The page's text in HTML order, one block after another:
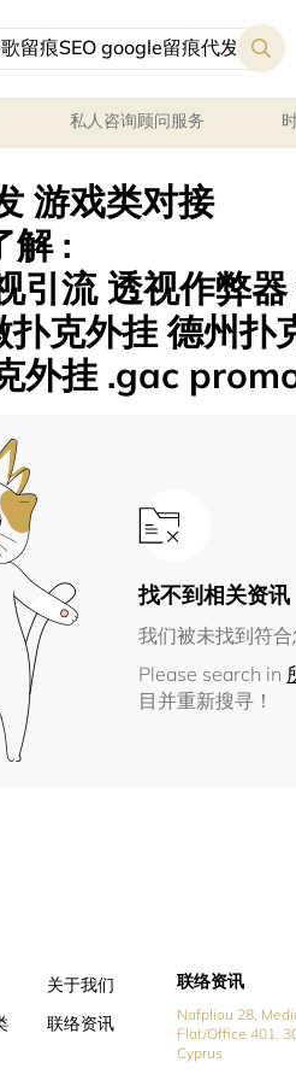
私人咨询顾问服务
游戏类对接
解 :
透视作弊器
克外挂 德州扑
外挂 .gac
找不到相关资讯
我们被未找到符合
Please search in
目并重新搜寻！
关于我们
联络资讯
联络资讯
Nafpliou 28,
Flat/Office 401,
Cyprus